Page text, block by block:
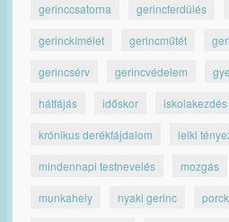
gerinccsatorna gerincferdülés
gerinckímélet gerincműtét
gerincsérv gerincvédelem
hátfájás időskor iskolakezdés
krónikus derékfájdalom lelki
mindennapi testnevelés mozgás
munkahely nyaki gerinc